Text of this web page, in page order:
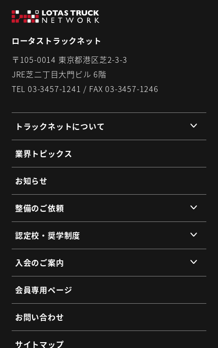
ロータストラックネット
〒105-0014 東京都港区芝2-3-3
JRE芝二丁目大門ビル 6階
TEL 03-3457-1241 / FAX 03-3457-1246
トラックネットについて
組織理念
組織概要
代表挨拶
提携企業・団体一覧
総会・地区会・研修会
会員同士のネットワークづくり
SDGs宣言
業界トピックス
お知らせ
整備のご依頼
提供サービス
サービス拠点
よくあるご質問
整備・メンテナンス依頼フォーム
認定校・奨学制度
認定校制度について
全国トラックネット企業紹介
よくあるご質問
認定制度に関するお問い合わせ
入会のご案内
入会の3つのメリット
会員インタビュー
よくあるご質問
入会希望フォーム
会員専用ページ
お問い合わせ
サイトマップ